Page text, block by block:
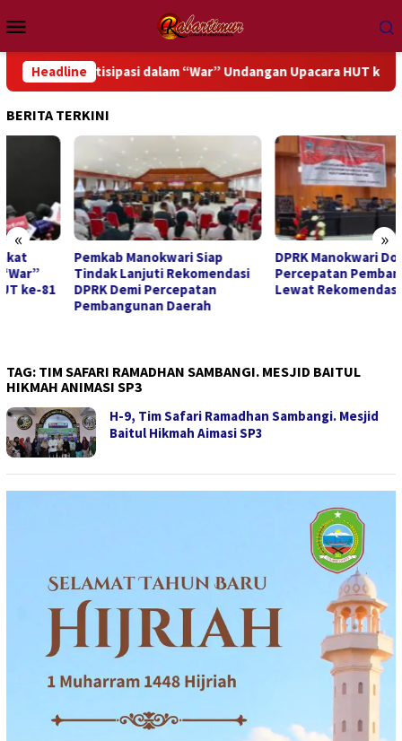
ke
kontenMobile
Headlinedalam “War” Undangan Upacara HUT ke-81
BERITA TERKINI
« »
Pemkab Manokwari Siap
Tindak Lanjuti Rekomendasi
DPRK Demi Percepatan
Pembangunan Daerah
DPRK Manokwari Dorong
Percepatan Pembangunan
Lewat Rekomendasi LKPJ 2025
TAG: TIM SAFARI RAMADHAN SAMBANGI. MESJID BAITUL
HIKMAH ANIMASI SP3
H-9, Tim Safari Ramadhan Sambangi. Mesjid
Baitul Hikmah Aimasi SP3